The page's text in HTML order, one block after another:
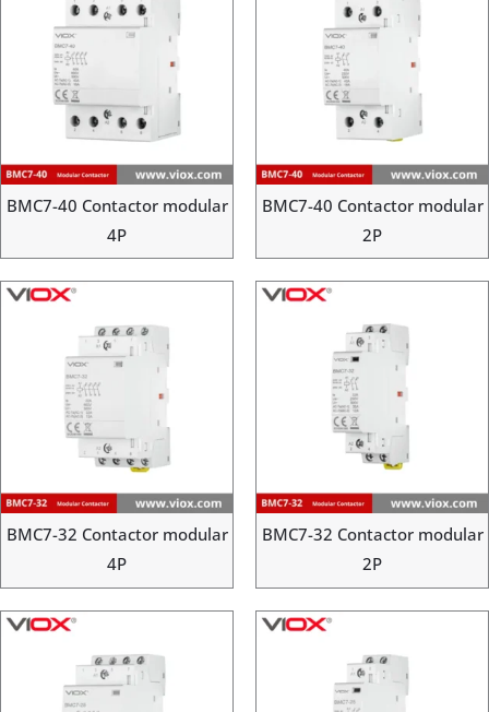
BMC7-40 Contactor modular
4P
BMC7-40 Contactor modular
2P
BMC7-32 Contactor modular
4P
BMC7-32 Contactor modular
2P